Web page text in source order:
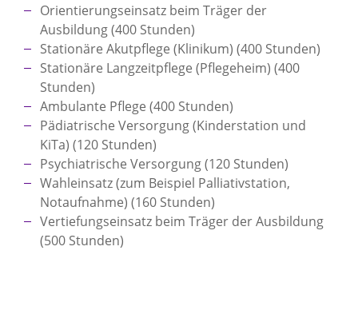
Orientierungseinsatz beim Träger der
Ausbildung (400 Stunden)
Stationäre Akutpflege (Klinikum) (400 Stunden)
Stationäre Langzeitpflege (Pflegeheim) (400
Stunden)
Ambulante Pflege (400 Stunden)
Pädiatrische Versorgung (Kinderstation und
KiTa) (120 Stunden)
Psychiatrische Versorgung (120 Stunden)
Wahleinsatz (zum Beispiel Palliativstation,
Notaufnahme) (160 Stunden)
Vertiefungseinsatz beim Träger der Ausbildung
(500 Stunden)